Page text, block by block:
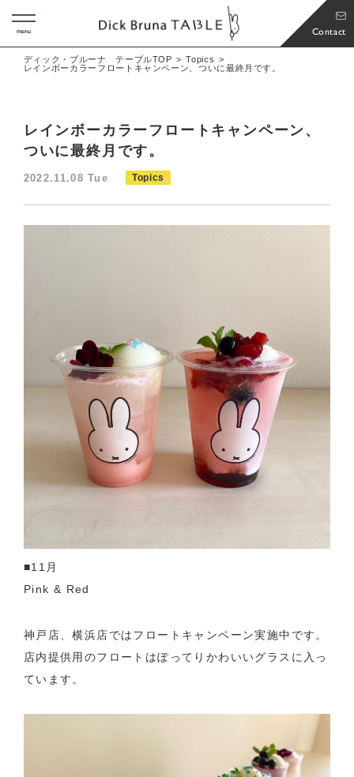
Contact
menu
ディック・ブルーナ テーブルTOP
Topics
レインボーカラーフロートキャンペーン、ついに最終月です。
レインボーカラーフロートキャンペーン、
ついに最終月です。
2022.11.08 Tue Topics
■11月
Pink & Red
神戸店、横浜店ではフロートキャンペーン実施中です。
店内提供用のフロートはぽってりかわいいグラスに入っ
ています。